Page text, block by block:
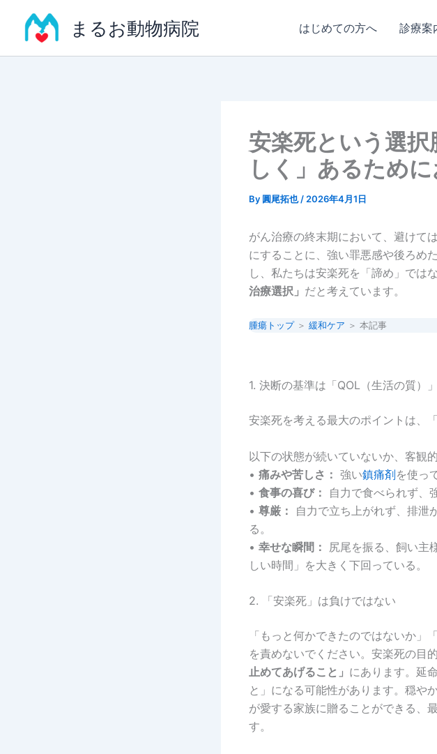
まるお動物病院 はじめての方へ 診療案
安楽死という選
しく」あるため
By 圓尾拓也/ 2026年4月1日
がん治療の終末期において、避けて
にすることに、強い罪悪感や後ろめ
し、私たちは安楽死を「諦め」ではな
治療選択」 だと考えています。
腫瘍トップ ＞ 緩和ケア ＞ 本記事
1. 決断の基準は「QOL（生活の質）」
安楽死を考える最大のポイントは、
以下の状態が続いていないか、客観
• 痛みや苦しさ： 強い鎮痛剤を使っ
• 食事の喜び：
自力で食べられず、
• 尊厳：
自力で立ち上がれず、排泄
る。
• 幸せな瞬間：
尻尾を振る、飼い主
しい時間」を大きく下回っている。
2. 「安楽死」は負けではない
「もっと何かできたのではないか
を責めないでください。安楽死の目
止めてあげること」 にあります。延
と」になる可能性があります。穏や
が愛する家族に贈ることができる、
す。